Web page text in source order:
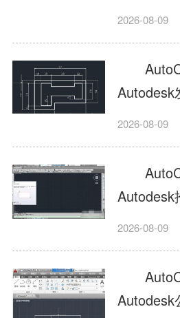
工具，
行业工
纸标签页
协同设计
令行智能
理，支
云扫描数
DWG图
2026-08-09
Autodesk
CAD制图
绘图工
维绘图
设计及
应用于建
造、土木
多个行
畅度与文
2026-08-09
Autodesk
图设计软
建模作
械、市
业场景
2026-08-09
Autodesk